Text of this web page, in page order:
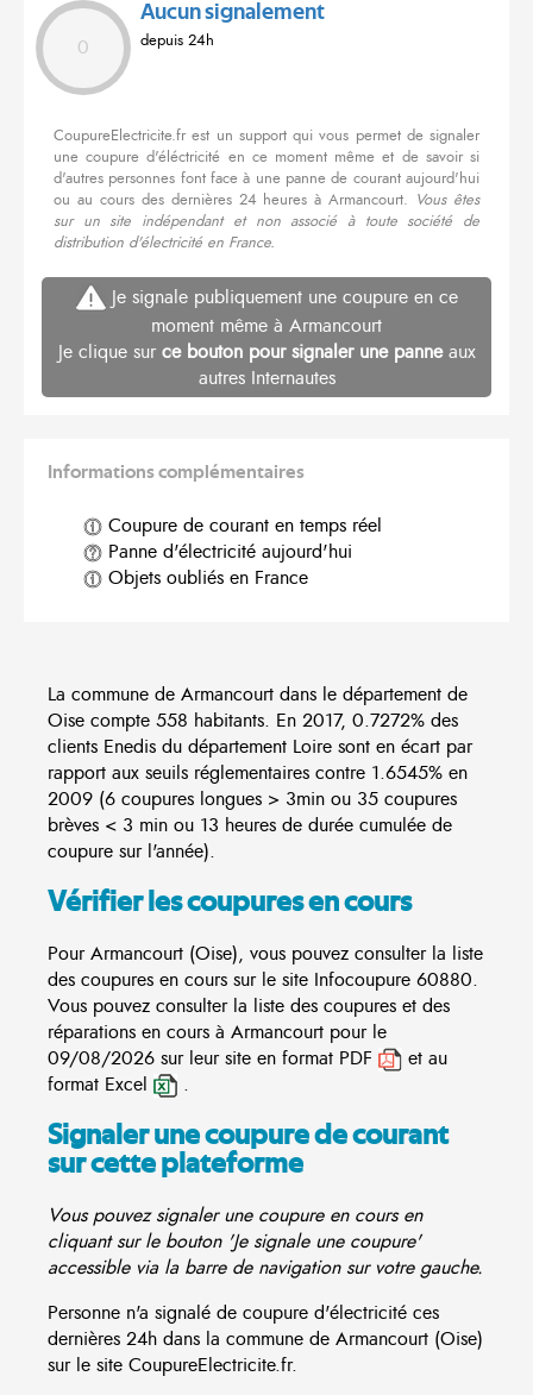
0
Aucun signalement
depuis 24h
CoupureElectricite.fr est un support qui vous permet de signaler
une coupure d'éléctricité en ce moment même et de savoir si
d'autres personnes font face à une panne de courant aujourd'hui
ou au cours des dernières 24 heures à Armancourt. Vous êtes
sur un site indépendant et non associé à toute société de
distribution d'électricité en France.
Je signale publiquement une coupure en ce
moment même à Armancourt
Je clique sur ce bouton pour signaler une panneaux
autres Internautes
Informations complémentaires
Coupure de courant en temps réel
Panne d'électricité aujourd'hui
Objets oubliés en France
La commune de Armancourt dans le département de
Oise compte 558 habitants. En 2017, 0.7272% des
clients Enedis du département Loire sont en écart par
rapport aux seuils réglementaires contre 1.6545% en
2009 (6 coupures longues > 3min ou 35 coupures
brèves < 3 min ou 13 heures de durée cumulée de
coupure sur l'année).
Vérifier les coupures en cours
Pour Armancourt (Oise), vous pouvez consulter la liste
des coupures en cours sur le site Infocoupure 60880.
Vous pouvez consulter la liste des coupures et des
réparations en cours à Armancourt pour le
09/08/2026 sur leur site en format PDF
et au
format Excel
.
Signaler une coupure de courant
sur cette plateforme
Vous pouvez signaler une coupure en cours en
cliquant sur le bouton 'Je signale une coupure'
accessible via la barre de navigation sur votre gauche.
Personne n'a signalé de coupure d'électricité ces
dernières 24h dans la commune de Armancourt (Oise)
sur le site CoupureElectricite.fr.